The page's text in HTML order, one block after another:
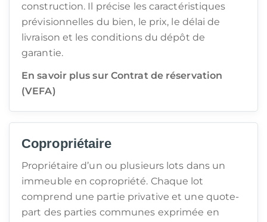
construction. Il précise les caractéristiques
prévisionnelles du bien, le prix, le délai de
livraison et les conditions du dépôt de
garantie.
En savoir plus sur Contrat de réservation
(VEFA)
Copropriétaire
Propriétaire d’un ou plusieurs lots dans un
immeuble en copropriété. Chaque lot
comprend une partie privative et une quote-
part des parties communes exprimée en